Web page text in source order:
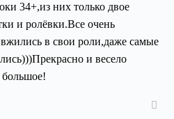
34+,из них только двое
и ролёвки.Все очень
в свои роли,даже самые
и весело